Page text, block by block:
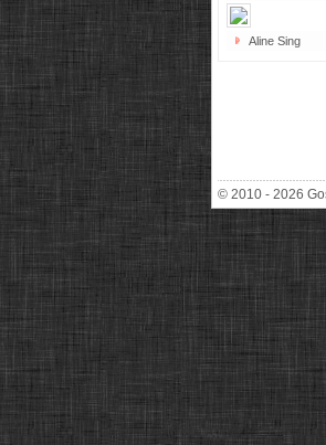
Aline Sing
© 2010 - 2026